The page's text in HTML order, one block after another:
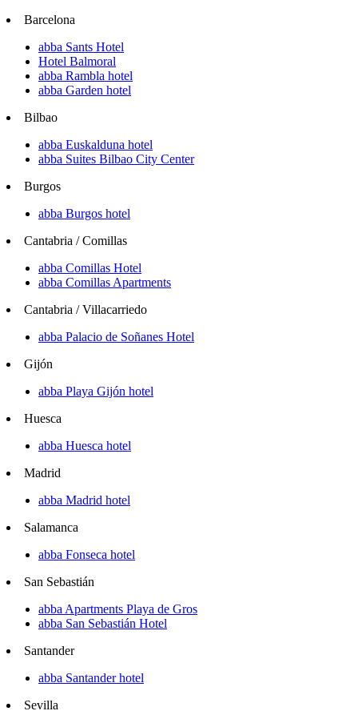
Barcelona
abba Sants Hotel
Hotel Balmoral
abba Rambla hotel
abba Garden hotel
Bilbao
abba Euskalduna hotel
abba Suites Bilbao City Center
Burgos
abba Burgos hotel
Cantabria / Comillas
abba Comillas Hotel
abba Comillas Apartments
Cantabria / Villacarriedo
abba Palacio de Soñanes Hotel
Gijón
abba Playa Gijón hotel
Huesca
abba Huesca hotel
Madrid
abba Madrid hotel
Salamanca
abba Fonseca hotel
San Sebastián
abba Apartments Playa de Gros
abba San Sebastián Hotel
Santander
abba Santander hotel
Sevilla